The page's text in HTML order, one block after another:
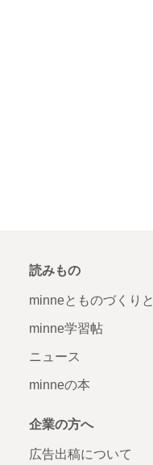
読みもの
minneとものづくりと
minne学習帖
ニュース
minneの本
企業の方へ
広告出稿について